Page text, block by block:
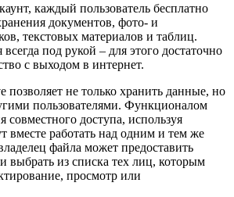
каждый пользователь бесплатно
документов, фото- и
текстовых материалов и таблиц.
под рукой – для этого достаточно
с выходом в интернет.
позволяет не только хранить данные, но
пользователями. Функционалом
совместного доступа, используя
вместе работать над одним и тем же
файла может предоставить
выбрать из списка тех лиц, которым
просмотр или